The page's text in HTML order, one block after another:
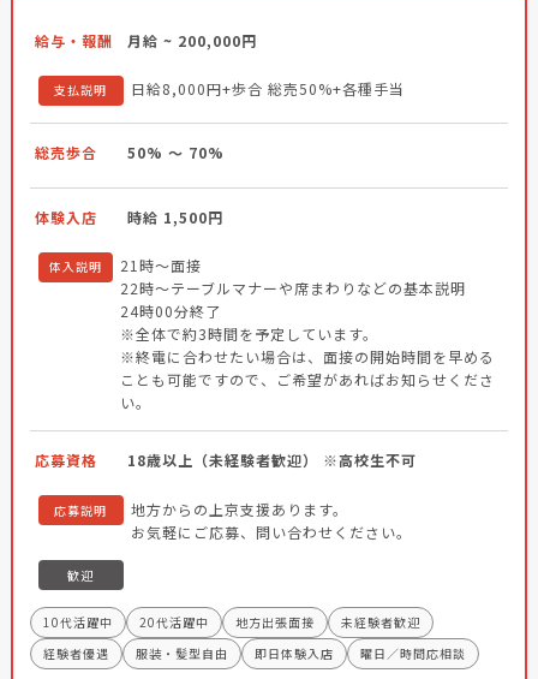
給与・報酬 月給 ~ 200,000円
支払説明 日給8,000円+歩合 総売50%+各種手当
総売歩合 50% ～ 70%
体験入店 時給 1,500円
体入説明
21時〜面接
22時〜テーブルマナーや席まわりなどの基本説明
24時00分終了
※全体で約3時間を予定しています。
※終電に合わせたい場合は、面接の開始時間を早める
ことも可能ですので、ご希望があればお知らせくださ
い。
応募資格 18歳以上（未経験者歓迎） ※高校生不可
応募説明
地方からの上京支援あります。
お気軽にご応募、問い合わせください。
歓迎
10代活躍中 20代活躍中 地方出張面接
未経験者歓迎
経験者優遇
服装・髪型自由 即日体験入店 曜日／時間応相談